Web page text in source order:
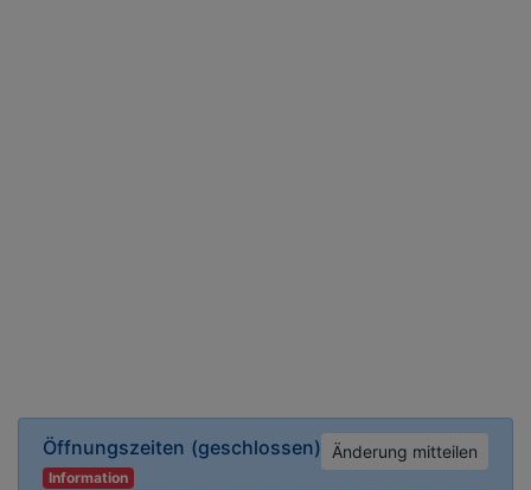
Öffnungszeiten (geschlossen) Änderung mitteilen
Information